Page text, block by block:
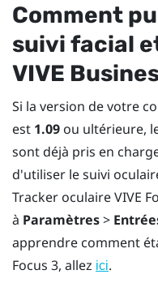
Comment
suivi facial
VIVE
Si la version de votre
est 1.09 ou ultérieure,
sont déjà pris en
d'utiliser le suivi
Tracker oculaire VIVE
à Paramètres>
apprendre comment
Focus 3, allez ici.